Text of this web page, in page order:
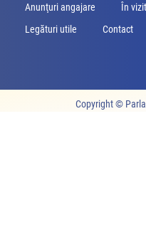
Anunţuri angajare
În
Legături utile
Contact
Copyright ©